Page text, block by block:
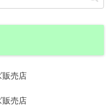
販売店
販売店